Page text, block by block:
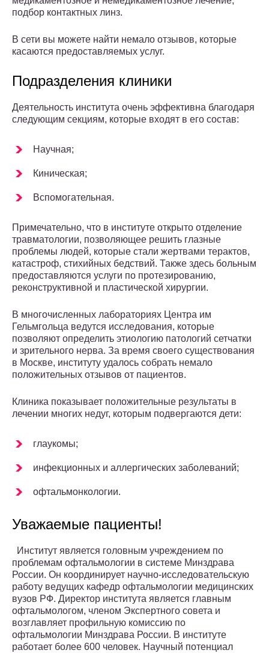
подбор контактных линз.
В сети вы можете найти немало отзывов, которые
касаются предоставляемых услуг.
Подразделения клиники
Деятельность института очень эффективна благодаря
следующим секциям, которые входят в его состав:
Научная;
Киническая;
Вспомогательная.
Примечательно, что в институте открыто отделение
травматологии, позволяющее решить глазные
проблемы людей, которые стали жертвами терактов,
катастроф, стихийных бедствий. Также здесь больным
предоставляются услуги по протезированию,
реконструктивной и пластической хирургии.
В многочисленных лабораториях Центра им
Гельмгольца ведутся исследования, которые
позволяют определить этиологию патологий сетчатки
и зрительного нерва. За время своего существования
в Москве, институту удалось собрать немало
положительных отзывов от пациентов.
Клиника показывает положительные результаты в
лечении многих недуг, которым подвергаются дети:
глаукомы;
инфекционных и аллергических заболеваний;
офтальмонкологии.
Уважаемые пациенты!
Институт является головным учреждением по
проблемам офтальмологии в системе Минздрава
России. Он координирует научно-исследовательскую
работу ведущих кафедр офтальмологии медицинских
вузов РФ. Директор института является главным
офтальмологом, членом Экспертного совета и
возглавляет профильную комиссию по
офтальмологии Минздрава России. В институте
работает более 600 человек. Научный потенциал